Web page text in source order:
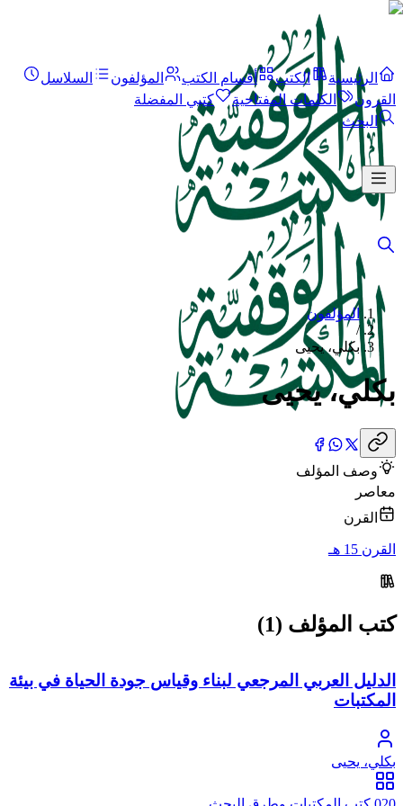
الرئيسية الكتب أقسام الكتب المؤلفون
السلاسل
القرون
الكلمات المفتاحية
كتبي المفضلة
البحث
المؤلفون
/
بكلي، يحيى
بكلي، يحيى
وصف المؤلف
معاصر
القرن
القرن 15 هـ
كتب المؤلف (1)
الدليل العربي المرجعي لبناء وقياس جودة الحياة في بيئة
المكتبات
بكلي، يحيى